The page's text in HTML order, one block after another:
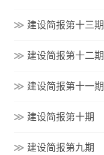
建设简报第十三期
建设简报第十二期
建设简报第十一期
建设简报第十期
建设简报第九期